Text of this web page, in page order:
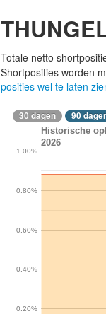
Totale netto
Shortposities worden
posities wel te laten
30 dagen 90
Historische
2026
0.20%
0.40%
0.60%
0.80%
1.00%